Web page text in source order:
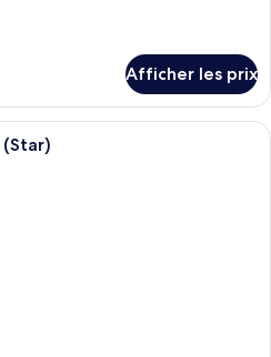
Afficher les prix
Une chambre d’hôtel avec un lit,